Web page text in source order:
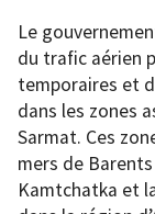
Le
du trafic aérien
temporaires et
dans les zones
Sarmat. Ces
mers de
Kamtchatka et